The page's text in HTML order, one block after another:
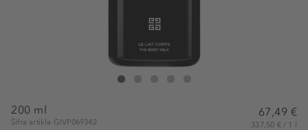
Givenchy L'Interdit The Body Milk
200 ml
Šifra artikla GIVP069342
67,49 €
337,50 € / 1 l